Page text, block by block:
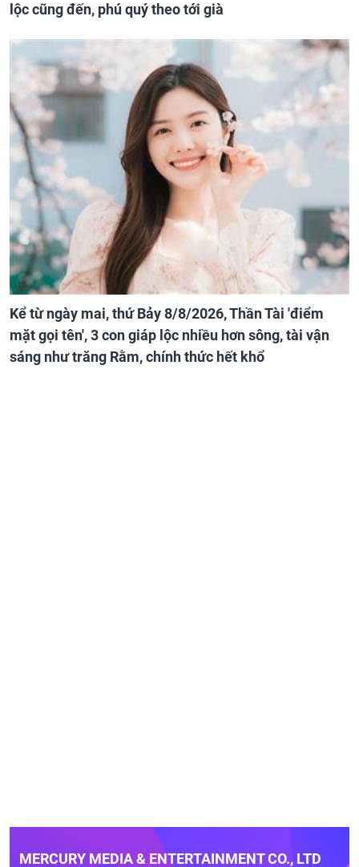
lộc cũng đến, phú quý theo tới già
Kể từ ngày mai, thứ Bảy 8/8/2026, Thần Tài 'điểm
mặt gọi tên', 3 con giáp lộc nhiều hơn sông, tài vận
sáng như trăng Rằm, chính thức hết khổ
MERCURY MEDIA & ENTERTAINMENT CO., LTD